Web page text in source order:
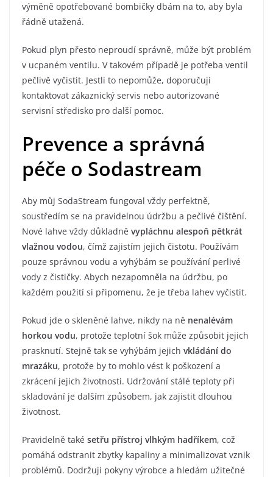
výměně opotřebované bombičky dbám na to, aby byla
řádně utažená.
Pokud plyn přesto neproudí správně, může být problém
v ucpaném ventilu. V takovém případě je potřeba ventil
pečlivě vyčistit. Jestli to nepomůže, doporučuji
kontaktovat zákaznický servis nebo autorizované
servisní středisko pro další pomoc.
Prevence a správná
péče o Sodastream
Aby můj SodaStream fungoval vždy perfektně,
soustředím se na pravidelnou údržbu a pečlivé čištění.
Nové lahve vždy důkladně vypláchnu alespoň pětkrát
vlažnou vodou, čímž zajistím jejich čistotu. Používám
pouze správnou vodu a vyhýbám se používání perlivé
vody z čističky. Abych nezapomněla na údržbu, po
každém použití si připomenu, že je třeba lahev vyčistit.
Pokud jde o skleněné lahve, nikdy na ně nenalévám
horkou vodu, protože teplotní šok může způsobit jejich
prasknutí. Stejně tak se vyhýbám jejich vkládání do
mrazáku, protože by to mohlo vést k poškození a
zkrácení jejich životnosti. Udržování stálé teploty při
skladování je dalším způsobem, jak zajistit dlouhou
životnost.
Pravidelně také setřu přístroj vlhkým hadříkem, což
pomáhá odstranit zbytky kapaliny a minimalizovat vznik
problémů. Dodržuji pokyny výrobce a hledám užitečné